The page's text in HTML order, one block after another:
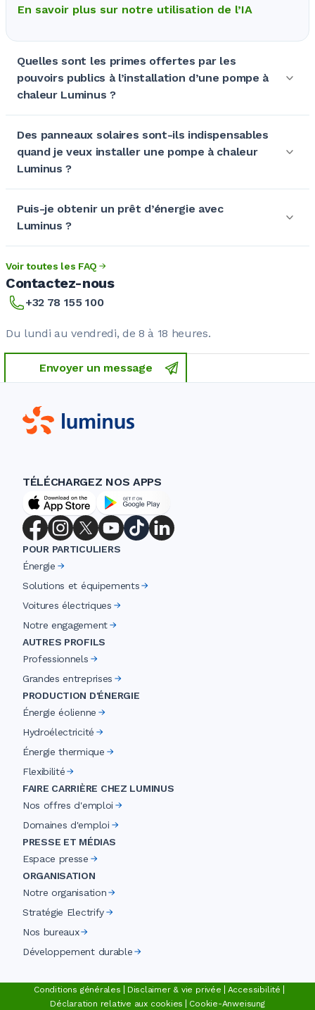
En savoir plus sur notre utilisation de l’IA
Quelles sont les primes offertes par les
pouvoirs publics à l’installation d’une pompe à
chaleur Luminus ?
Des panneaux solaires sont-ils indispensables
quand je veux installer une pompe à chaleur
Luminus ?
Puis-je obtenir un prêt d’énergie avec
Luminus ?
Voir toutes les FAQ
Contactez-nous
+32 78 155 100
Du lundi au vendredi, de 8 à 18 heures.
Envoyer un message
TÉLÉCHARGEZ NOS APPS
POUR PARTICULIERS
Énergie
Solutions et équipements
Voitures électriques
Notre engagement
AUTRES PROFILS
Professionnels
Grandes entreprises
PRODUCTION D'ÉNERGIE
Énergie éolienne
Hydroélectricité
Énergie thermique
Flexibilité
FAIRE CARRIÈRE CHEZ LUMINUS
Nos offres d'emploi
Domaines d'emploi
PRESSE ET MÉDIAS
Espace presse
ORGANISATION
Notre organisation
Stratégie Electrify
Nos bureaux
Développement durable
Conditions générales Disclaimer & vie privée
Accessibilité
Déclaration relative aux cookies
Cookie-Anweisung